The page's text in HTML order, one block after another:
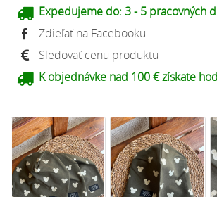
Expedujeme do: 3 - 5 pracovných
Zdieľať na Facebooku
Sledovať cenu produktu
K objednávke nad 100 € získate